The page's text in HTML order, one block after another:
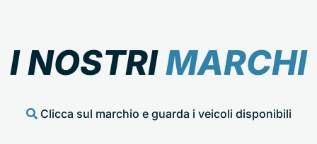
I NOSTRIMARCHI
Clicca sul marchio e guarda i veicoli disponibili